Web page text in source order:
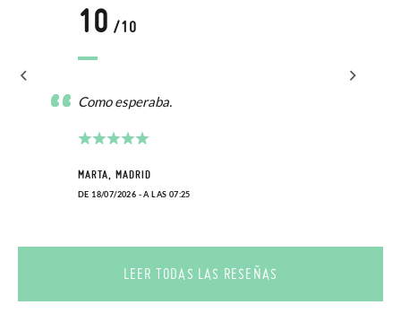
10 /10
Como esperaba.
MARTA, MADRID
DE 18/07/2026 - A LAS 07:25
LEER TODAS LAS RESEÑAS